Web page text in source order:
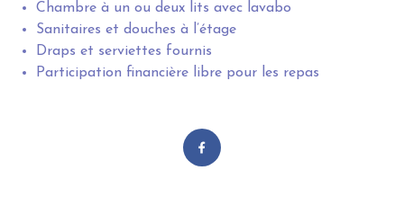
Chambre à un ou deux lits avec lavabo
Sanitaires et douches à l’étage
Draps et serviettes fournis
Participation financière libre pour les repas